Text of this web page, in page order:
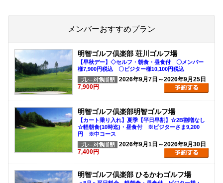
メンバーおすすめプラン
明智ゴルフ倶楽部 荘川ゴルフ場
【早秋デー】◇セルフ・朝食・昼食付 〇メンバー
様7,900円税込 〇ビジター様10,100円税込
2026年9月7日～2026年9月25日
7,900円
明智ゴルフ倶楽部明智ゴルフ場
【カート乗り入れ】夏季【平日早割】☆2B割増なし
☆軽朝食(10時迄)・昼食付 ※ビジターさま9,200
円 ※中コース
2026年9月1日～2026年9月30日
7,400円
明智ゴルフ倶楽部 ひるかわゴルフ場